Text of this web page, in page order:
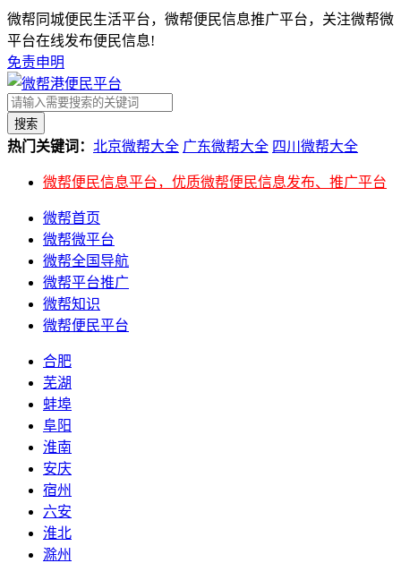
微帮同城便民生活平台，微帮便民信息推广平台，关注微帮微
平台在线发布便民信息!
免责申明
搜索
热门关键词： 北京微帮大全 广东微帮大全 四川微帮大全
微帮便民信息平台，优质微帮便民信息发布、推广平台
微帮首页
微帮微平台
微帮全国导航
微帮平台推广
微帮知识
微帮便民平台
合肥
芜湖
蚌埠
阜阳
淮南
安庆
宿州
六安
淮北
滁州